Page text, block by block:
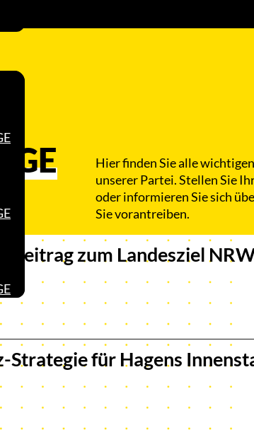
Hier finden Sie alle
unserer Partei. Stellen Sie
oder informieren Sie sich
Sie vorantreiben.
Beitrag zum Landesziel
Strategie für Hagens